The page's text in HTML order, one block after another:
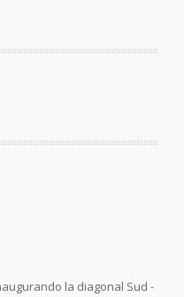
la diagonal Sud -